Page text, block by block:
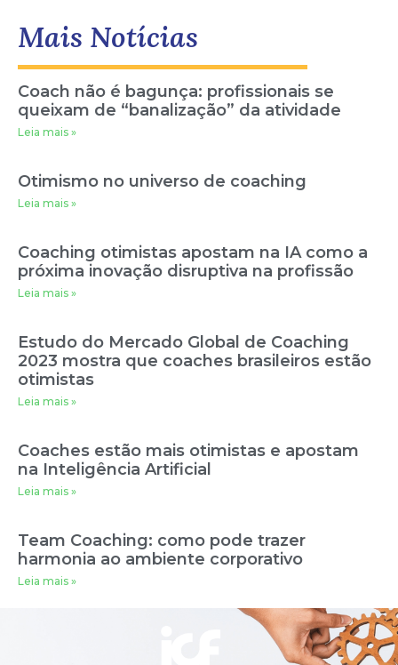
Mais Notícias
Coach não é bagunça: profissionais se
queixam de “banalização” da atividade
Leia mais »
Otimismo no universo de coaching
Leia mais »
Coaching otimistas apostam na IA como a
próxima inovação disruptiva na profissão
Leia mais »
Estudo do Mercado Global de Coaching
2023 mostra que coaches brasileiros estão
otimistas
Leia mais »
Coaches estão mais otimistas e apostam
na Inteligência Artificial
Leia mais »
Team Coaching: como pode trazer
harmonia ao ambiente corporativo
Leia mais »